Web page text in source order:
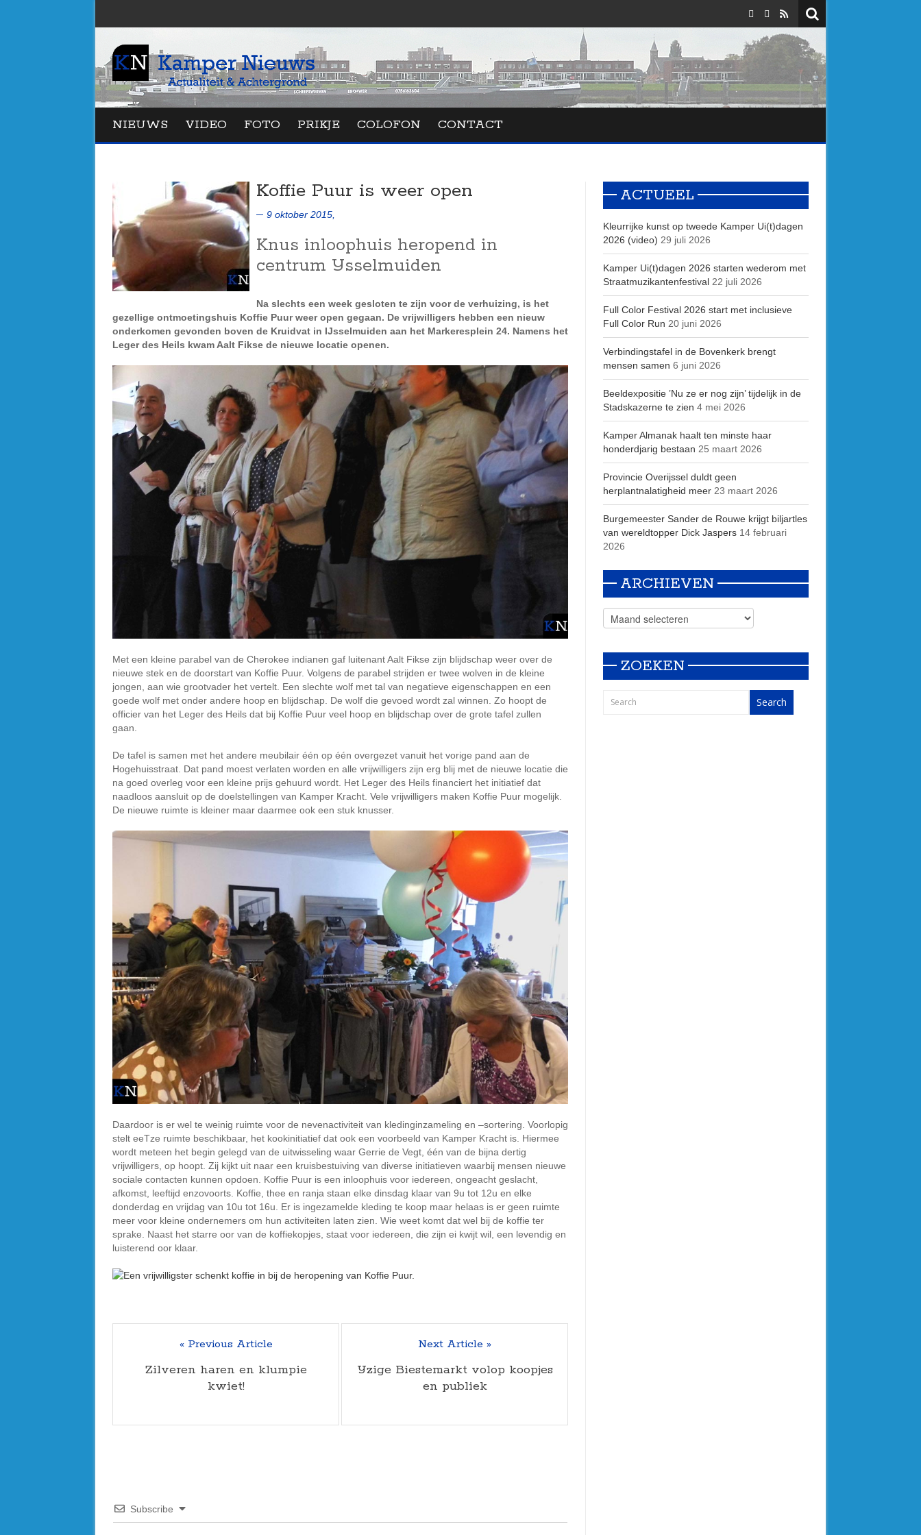
NIEUWS VIDEO FOTO PRIKJE COLOFON CONTACT
Koffie Puur is weer open
9 oktober 2015,
Knus inloophuis heropend in
centrum IJsselmuiden
Na slechts een week gesloten te zijn voor de verhuizing, is het
gezellige ontmoetingshuis Koffie Puur weer open gegaan. De vrijwilligers hebben een nieuw
onderkomen gevonden boven de Kruidvat in IJsselmuiden aan het Markeresplein 24. Namens het
Leger des Heils kwam Aalt Fikse de nieuwe locatie openen.
Met een kleine parabel van de Cherokee indianen gaf luitenant Aalt Fikse zijn blijdschap weer over de
nieuwe stek en de doorstart van Koffie Puur. Volgens de parabel strijden er twee wolven in de kleine
jongen, aan wie grootvader het vertelt. Een slechte wolf met tal van negatieve eigenschappen en een
goede wolf met onder andere hoop en blijdschap. De wolf die gevoed wordt zal winnen. Zo hoopt de
officier van het Leger des Heils dat bij Koffie Puur veel hoop en blijdschap over de grote tafel zullen
gaan.
De tafel is samen met het andere meubilair één op één overgezet vanuit het vorige pand aan de
Hogehuisstraat. Dat pand moest verlaten worden en alle vrijwilligers zijn erg blij met de nieuwe locatie die
na goed overleg voor een kleine prijs gehuurd wordt. Het Leger des Heils financiert het initiatief dat
naadloos aansluit op de doelstellingen van Kamper Kracht. Vele vrijwilligers maken Koffie Puur mogelijk.
De nieuwe ruimte is kleiner maar daarmee ook een stuk knusser.
Daardoor is er wel te weinig ruimte voor de nevenactiviteit van kledinginzameling en –sortering. Voorlopig
stelt eeTze ruimte beschikbaar, het kookinitiatief dat ook een voorbeeld van Kamper Kracht is. Hiermee
wordt meteen het begin gelegd van de uitwisseling waar Gerrie de Vegt, één van de bijna dertig
vrijwilligers, op hoopt. Zij kijkt uit naar een kruisbestuiving van diverse initiatieven waarbij mensen nieuwe
sociale contacten kunnen opdoen. Koffie Puur is een inloophuis voor iedereen, ongeacht geslacht,
afkomst, leeftijd enzovoorts. Koffie, thee en ranja staan elke dinsdag klaar van 9u tot 12u en elke
donderdag en vrijdag van 10u tot 16u. Er is ingezamelde kleding te koop maar helaas is er geen ruimte
meer voor kleine ondernemers om hun activiteiten laten zien. Wie weet komt dat wel bij de koffie ter
sprake. Naast het starre oor van de koffiekopjes, staat voor iedereen, die zijn ei kwijt wil, een levendig en
luisterend oor klaar.
« Previous Article
Zilveren haren en klumpie
kwiet!
Next Article »
IJzige Biestemarkt volop koopjes
en publiek
Subscribe
ACTUEEL
Kleurrijke kunst op tweede Kamper Ui(t)dagen
2026 (video) 29 juli 2026
Kamper Ui(t)dagen 2026 starten wederom met
Straatmuzikantenfestival 22 juli 2026
Full Color Festival 2026 start met inclusieve
Full Color Run 20 juni 2026
Verbindingstafel in de Bovenkerk brengt
mensen samen 6 juni 2026
Beeldexpositie ’Nu ze er nog zijn’ tijdelijk in de
Stadskazerne te zien 4 mei 2026
Kamper Almanak haalt ten minste haar
honderdjarig bestaan 25 maart 2026
Provincie Overijssel duldt geen
herplantnalatigheid meer 23 maart 2026
Burgemeester Sander de Rouwe krijgt biljartles
van wereldtopper Dick Jaspers 14 februari
2026
ARCHIEVEN
ZOEKEN